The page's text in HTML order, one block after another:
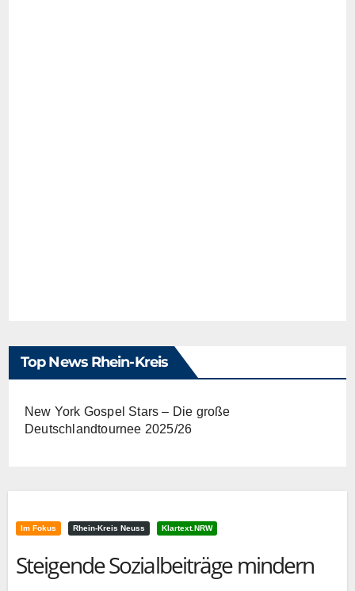
Top News Rhein-Kreis
New York Gospel Stars – Die große
Deutschlandtournee 2025/26
Im Fokus Rhein-Kreis Neuss Klartext.NRW
Steigende Sozialbeiträge mindern